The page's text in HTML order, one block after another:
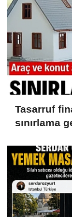
Tasarruf
sınırlama